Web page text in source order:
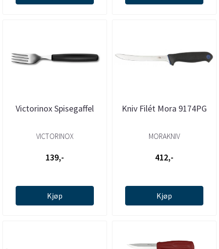
Victorinox Spisegaffel
VICTORINOX
139,-
Kjøp
Kniv Filét Mora 9174PG
MORAKNIV
412,-
Kjøp